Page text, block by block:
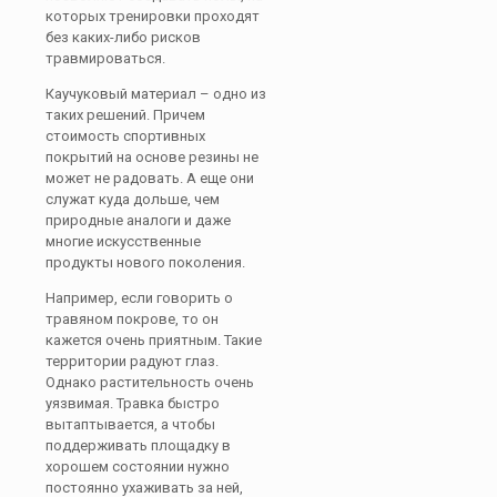
которых тренировки проходят
без каких-либо рисков
травмироваться.
Каучуковый материал – одно из
таких решений. Причем
стоимость спортивных
покрытий на основе резины не
может не радовать. А еще они
служат куда дольше, чем
природные аналоги и даже
многие искусственные
продукты нового поколения.
Например, если говорить о
травяном покрове, то он
кажется очень приятным. Такие
территории радуют глаз.
Однако растительность очень
уязвимая. Травка быстро
вытаптывается, а чтобы
поддерживать площадку в
хорошем состоянии нужно
постоянно ухаживать за ней,